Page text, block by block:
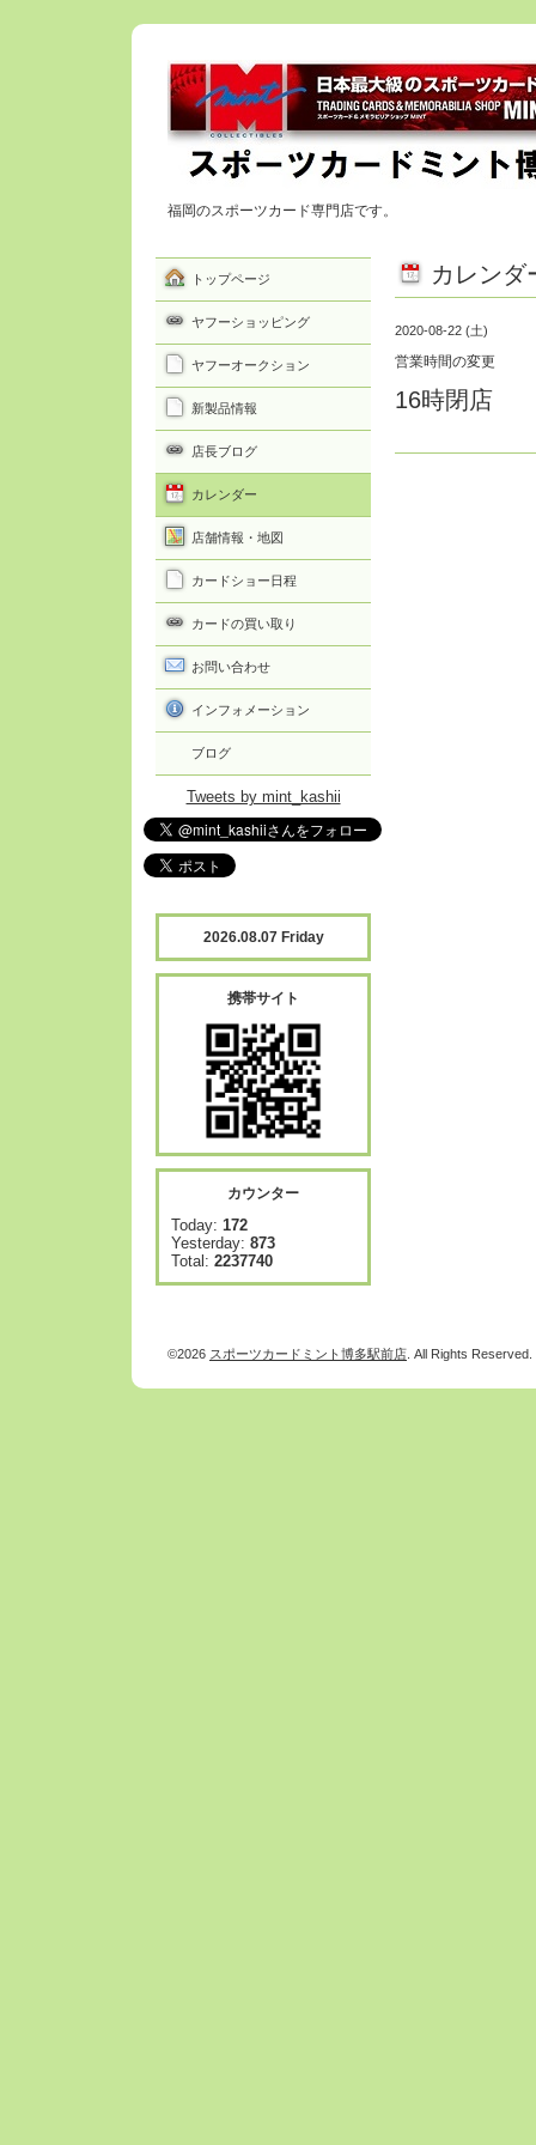
福岡のスポーツカード専門店です。
カレンダ
2020-08-22 (土)
営業時間の変更
16時閉店
トップページ
ヤフーショッピング
ヤフーオークション
新製品情報
店長ブログ
カレンダー
店舗情報・地図
カードショー日程
カードの買い取り
お問い合わせ
インフォメーション
ブログ
Tweets by mint_kashii
2026.08.07 Friday
携帯サイト
カウンター
Today: 172
Yesterday: 873
Total: 2237740
©2026 スポーツカードミント博多駅前店 . All Rights Reserved.